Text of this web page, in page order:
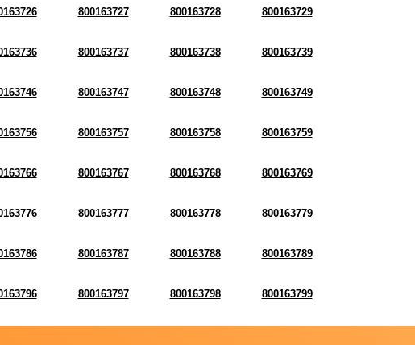
800163727 800163728 800163729
800163737 800163738 800163739
800163747 800163748 800163749
800163757 800163758 800163759
800163767 800163768 800163769
800163777 800163778 800163779
800163787 800163788 800163789
800163797 800163798 800163799